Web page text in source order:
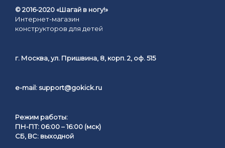
© 2016-2020 «Шагай в ногу!»
Интернет-магазин
конструкторов для детей
г. Москва, ул. Пришвина, 8, корп. 2, оф. 515
e-mail: support@gokick.ru
Режим работы:
ПН-ПТ: 06:00 – 16:00 (мск)
СБ, ВС: выходной